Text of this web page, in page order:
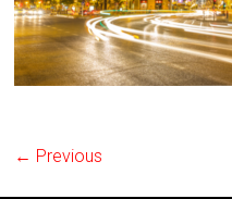
← Previous